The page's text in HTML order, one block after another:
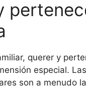
querer y
especial. Las
son a menudo